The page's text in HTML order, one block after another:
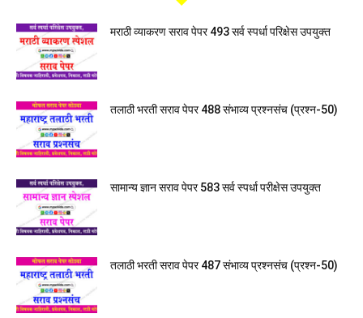
मराठी व्याकरण सराव पेपर 493 सर्व स्पर्धा परिक्षेस उपयुक्त
तलाठी भरती सराव पेपर 488 संभाव्य प्रश्नसंच (प्रश्न-50)
सामान्य ज्ञान सराव पेपर 583 सर्व स्पर्धा परीक्षेस उपयुक्त
तलाठी भरती सराव पेपर 487 संभाव्य प्रश्नसंच (प्रश्न-50)